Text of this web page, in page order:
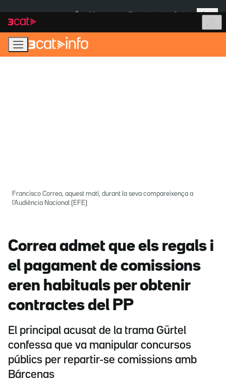
navegació
principal
contingut
Més
Francisco Correa, aquest matí, durant la seva compareixença a
l'Audiència Nacional (EFE)
Correa admet que els regals i
el pagament de comissions
eren habituals per obtenir
contractes del PP
El principal acusat de la trama Gürtel
confessa que va manipular concursos
públics per repartir-se comissions amb
Bárcenas